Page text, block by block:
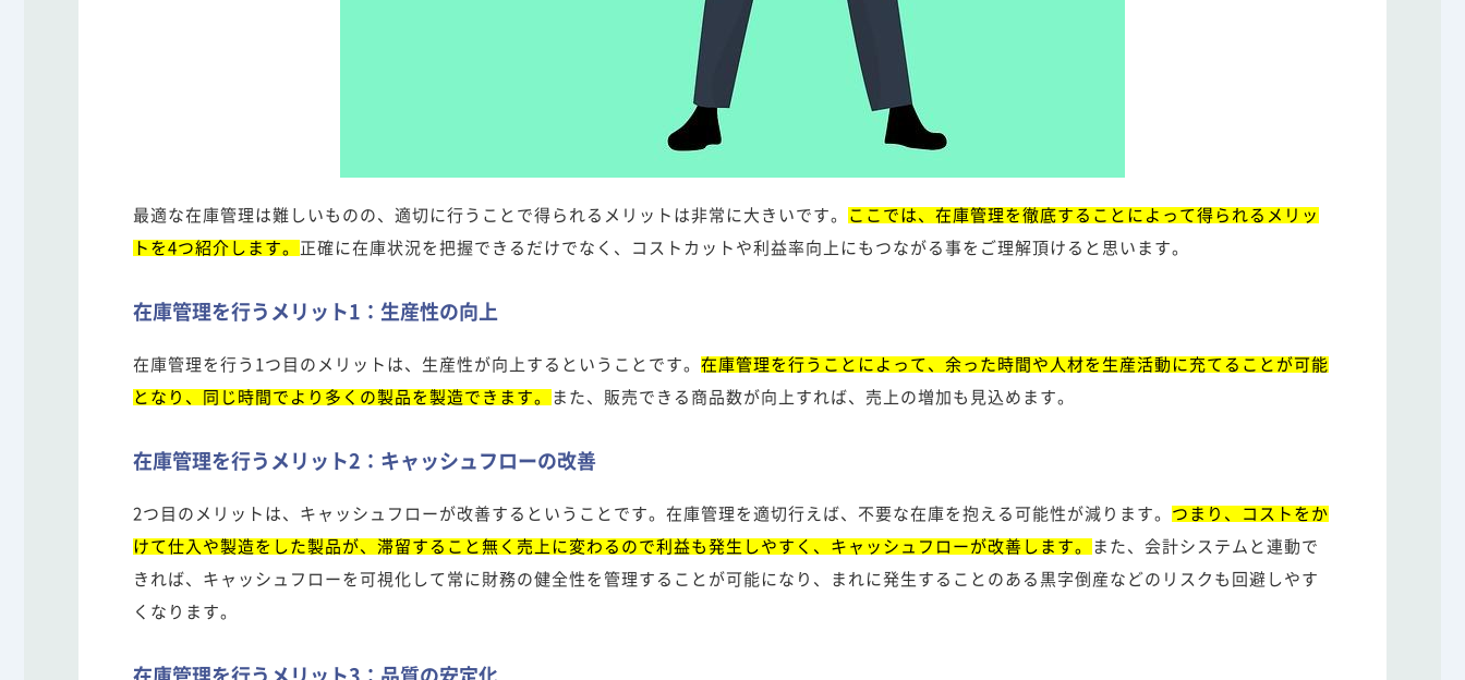
最適な在庫管理は難しいものの、適切に行うことで得られるメリットは非常に大きいです。
ここでは、在庫管理を徹底することによって得られるメリッ
トを4つ紹介します。 正確に在庫状況を把握できるだけでなく、コストカットや利益率向上にもつながる事をご理解頂けると思います。
在庫管理を行うメリット1：生産性の向上
在庫管理を行う1つ目のメリットは、生産性が向上するということです。 在庫管理を行うことによって、余った時間や人材を生産活動に充てることが可能
となり、同じ時間でより多くの製品を製造できます。
また、販売できる商品数が向上すれば、売上の増加も見込めます。
在庫管理を行うメリット2：キャッシュフローの改善
2つ目のメリットは、キャッシュフローが改善するということです。在庫管理を適切行えば、不要な在庫を抱える可能性が減ります。 つまり、コストをか
けて仕入や製造をした製品が、滞留すること無く売上に変わるので利益も発生しやすく、キャッシュフローが改善します。
また、会計システムと連動で
きれば、キャッシュフローを可視化して常に財務の健全性を管理することが可能になり、まれに発生することのある黒字倒産などのリスクも回避しやす
くなります。
在庫管理を行うメリット3：品質の安定化